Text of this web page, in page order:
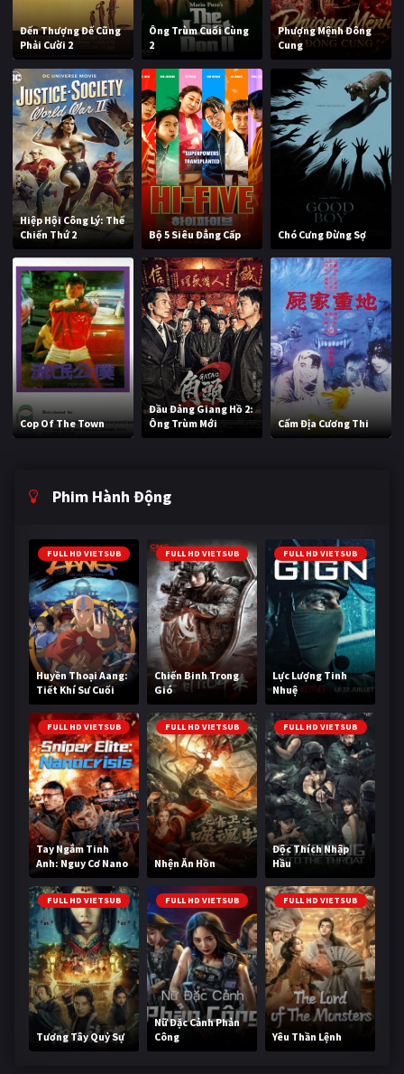
Đến Thượng Đế Cũng
Phải Cười 2
Ông Trùm Cuối Cùng
2
Phượng Mệnh Đông
Cung
Hiệp Hội Công Lý: Thế
Chiến Thứ 2
Bộ 5 Siêu Đẳng Cấp Chó Cưng Đừng Sợ
Cop Of The Town
Đầu Đảng Giang Hồ 2:
Ông Trùm Mới
Cấm Địa Cương Thi
Phim Hành Động
FULL HD VIETSUB
Huyền Thoại Aang:
Tiết Khí Sư Cuối
Cùng
FULL HD VIETSUB
Chiến Binh Trong
Gió
FULL HD VIETSUB
Lực Lượng Tinh
Nhuệ
FULL HD VIETSUB
Tay Ngắm Tinh
Anh: Nguy Cơ Nano
FULL HD VIETSUB
Nhện Ăn Hồn
FULL HD VIETSUB
Độc Thích Nhập
Hầu
FULL HD VIETSUB
Tương Tây Quỷ Sự
FULL HD VIETSUB
Nữ Đặc Cảnh Phản
Công
FULL HD VIETSUB
Yêu Thần Lệnh